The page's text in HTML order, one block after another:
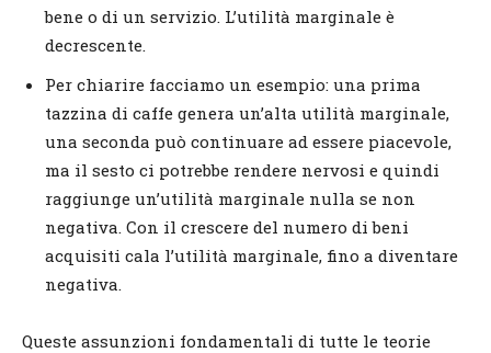
bene o di un servizio. L’utilità marginale è
decrescente.
Per chiarire facciamo un esempio: una prima
tazzina di caffe genera un’alta utilità marginale,
una seconda può continuare ad essere piacevole,
ma il sesto ci potrebbe rendere nervosi e quindi
raggiunge un’utilità marginale nulla se non
negativa. Con il crescere del numero di beni
acquisiti cala l’utilità marginale, fino a diventare
negativa.
Queste assunzioni fondamentali di tutte le teorie